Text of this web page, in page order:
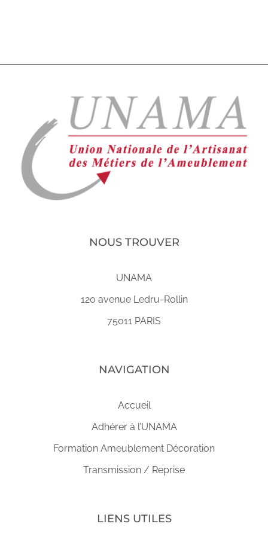
NOUS TROUVER
UNAMA
120 avenue Ledru-Rollin
75011 PARIS
NAVIGATION
Accueil
Adhérer à l’UNAMA
Formation Ameublement Décoration
Transmission / Reprise
LIENS UTILES